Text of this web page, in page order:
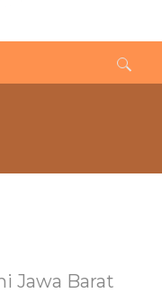
Jawa Barat